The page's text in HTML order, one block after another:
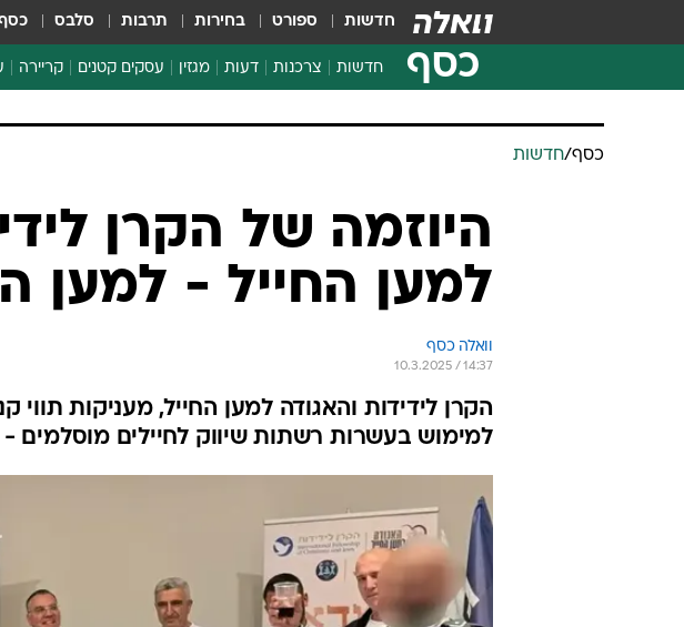
חדשות ספורט בחירות תרבות סלבס
כסף חדשות צרכנות
השוואת מחירים
צרכנות פיננסית
דעות מגזין עסקים קטנים קריירה
כסף/חדשות
היוזמה של הקרן
למען החייל - למען
וואלה כסף
10.3.2025 / 14:37
הקרן לידידות והאגודה למען החייל, מעניקות תווי
למימוש בעשרות רשתות שיווק לחיילים מוסלמים